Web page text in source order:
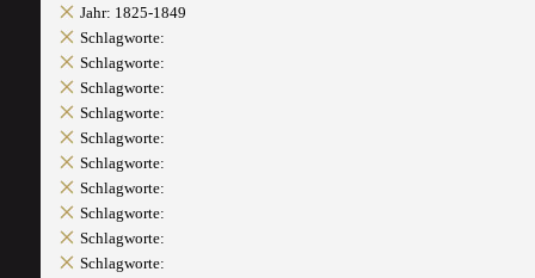
Jahr: 1825-1849
Schlagworte:
Schlagworte:
Schlagworte:
Schlagworte:
Schlagworte:
Schlagworte:
Schlagworte:
Schlagworte:
Schlagworte:
Schlagworte: